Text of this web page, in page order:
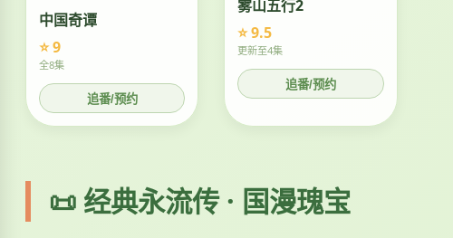
中国奇谭
⭐ 9
全8集
追番/预约
雾山五行2
⭐ 9.5
更新至4集
追番/预约
📜 经典永流传 · 国漫瑰宝